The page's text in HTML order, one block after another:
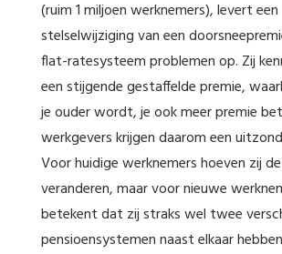
(ruim 1 miljoen werknemers), levert een
stelselwijziging van een
flat-ratesysteem problemen op. Zij
een stijgende gestaffelde premie,
je ouder wordt, je ook meer premie
werkgevers krijgen daarom een
Voor huidige werknemers hoeven zij
veranderen, maar voor nieuwe
betekent dat zij straks wel twee
pensioensystemen naast elkaar